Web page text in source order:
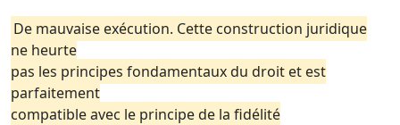
De mauvaise exécution. Cette construction juridique
ne heurte
pas les principes fondamentaux du droit et est
parfaitement
compatible avec le principe de la fidélité